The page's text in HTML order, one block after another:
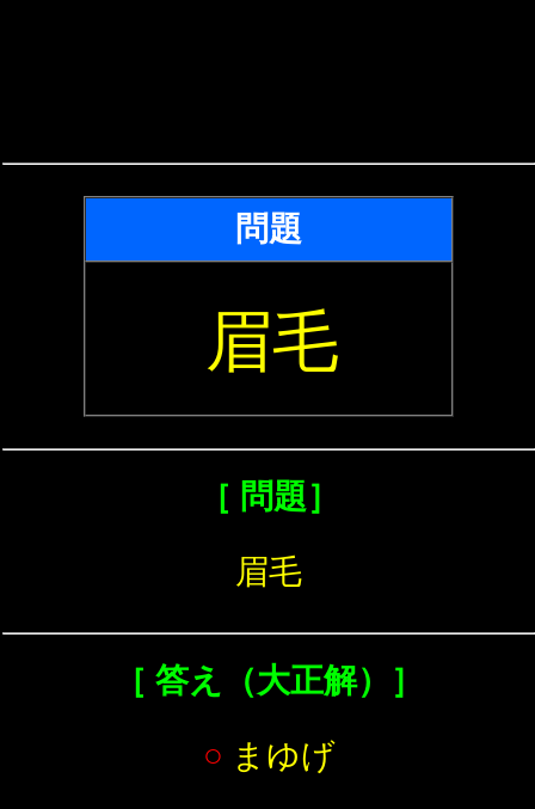
問題
眉毛
［ 問題］
眉毛
［ 答え（大正解）］
○ まゆげ